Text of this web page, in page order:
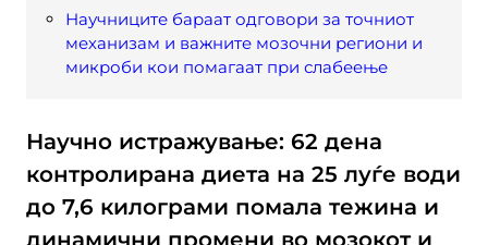
Научниците бараат одговори за точниот
механизам и важните мозочни региони и
микроби кои помагаат при слабеење
Научно истражување: 62 дена
контролирана диета на 25 луѓе води
до 7,6 килограми помала тежина и
динамични промени во мозокот и